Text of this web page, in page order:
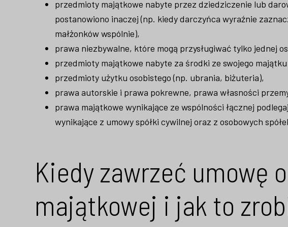
przedmioty majątkowe nabyte przez dziedziczenie lub
postanowiono inaczej (np. kiedy darczyńca wyraźnie
małżonków wspólnie),
prawa niezbywalne, które mogą przysługiwać tylko jednej
przedmioty majątkowe nabyte za środki ze swojego
przedmioty użytku osobistego (np. ubrania, biżuteria),
prawa autorskie i prawa pokrewne, prawa własności
prawa majątkowe wynikające ze wspólności łącznej
wynikające z umowy spółki cywilnej oraz z osobowych
Kiedy zawrzeć umowę
majątkowej i jak to